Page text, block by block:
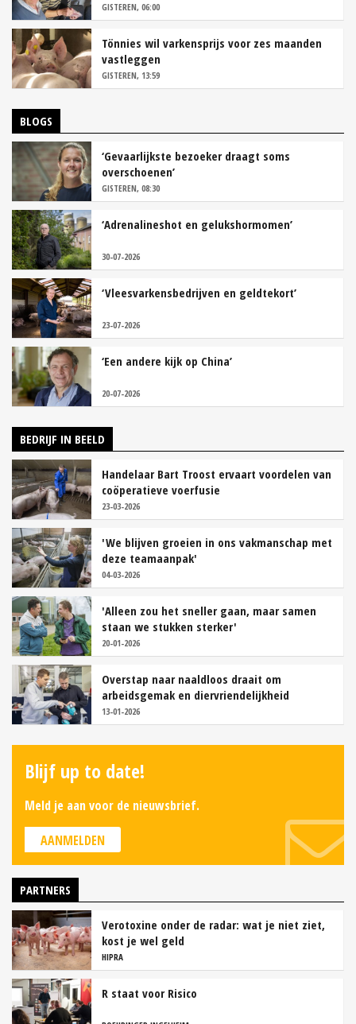
GISTEREN, 06:00
Tönnies wil varkensprijs voor zes maanden
vastleggen
GISTEREN, 13:59
BLOGS
‘Gevaarlijkste bezoeker draagt soms
overschoenen’
GISTEREN, 08:30
‘Adrenalineshot en gelukshormomen’
30-07-2026
‘Vleesvarkensbedrijven en geldtekort’
23-07-2026
‘Een andere kijk op China’
20-07-2026
BEDRIJF IN BEELD
Handelaar Bart Troost ervaart voordelen van
coöperatieve voerfusie
23-03-2026
'We blijven groeien in ons vakmanschap met
deze teamaanpak'
04-03-2026
'Alleen zou het sneller gaan, maar samen
staan we stukken sterker'
20-01-2026
Overstap naar naaldloos draait om
arbeidsgemak en diervriendelijkheid
13-01-2026
Blijf up to date!
Meld je aan voor de nieuwsbrief.
AANMELDEN
PARTNERS
Verotoxine onder de radar: wat je niet ziet,
kost je wel geld
HIPRA
R staat voor Risico